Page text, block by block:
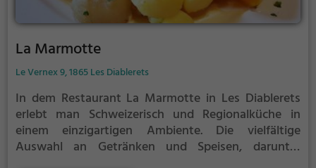
La Marmotte
Le Vernex 9, 1865 Les Diablerets
In dem Restaurant La Marmotte in Les Diablerets
erlebt man Schweizerisch und Regionalküche in
einem einzigartigen Ambiente. Die vielfältige
Auswahl an Getränken und Speisen, darunter